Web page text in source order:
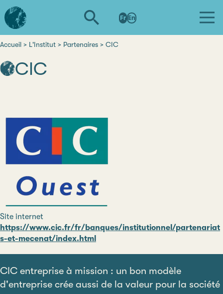
Aller
au
contenu
L'institut
d'études
avancées
de
Fr En
d'Ariane
Accueil L'Institut Partenaires CIC
CIC
Site internet
https://www.cic.fr/fr/banques/institutionnel/partenariat
s-et-mecenat/index.html
CIC entreprise à mission : un bon modèle
d'entreprise crée aussi de la valeur pour la société